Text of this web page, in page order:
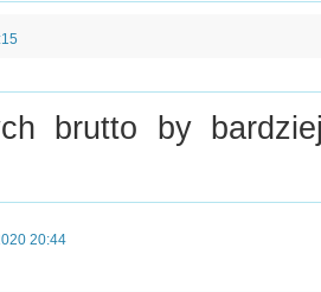
brutto by
20:44